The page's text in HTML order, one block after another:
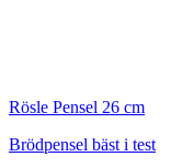
Rösle Pensel 26 cm
Brödpensel bäst i test